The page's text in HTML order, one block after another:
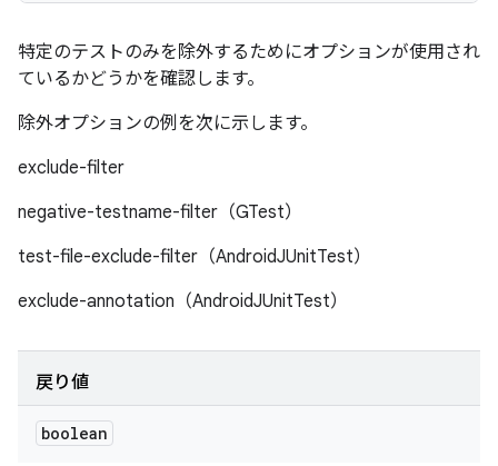
特定のテストのみを除外するためにオプションが使用され
ているかどうかを確認します。
除外オプションの例を次に示します。
exclude-filter
negative-testname-filter（GTest）
test-file-exclude-filter（AndroidJUnitTest）
exclude-annotation（AndroidJUnitTest）
戻り値
boolean